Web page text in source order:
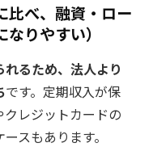
比べ、融資・ロー
りやすい）
るため、法人より
です。定期収入が保
レジットカードの
スもあります。